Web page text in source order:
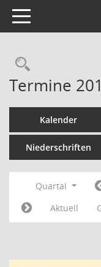
Toggle navigation
Termine
Kalender
Niederschriften
Quartal
Aktuell